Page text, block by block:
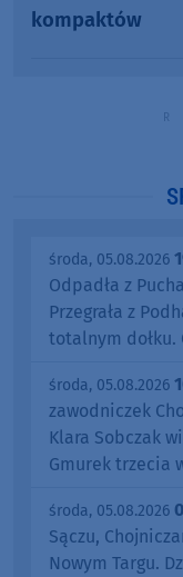
kompaktów
środa, 05.08.2026
Odpadła z
Przegrała z
totalnym dołku.
środa, 05.08.2026
zawodniczek
Klara Sobczak
Gmurek trzecia
środa, 05.08.2026
Sączu,
Nowym Targu.